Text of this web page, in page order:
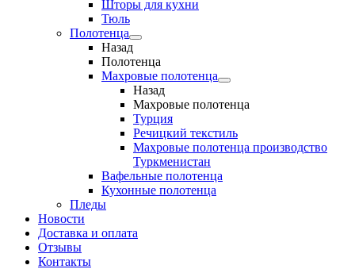
Шторы для кухни
Тюль
Полотенца
Назад
Полотенца
Махровые полотенца
Назад
Махровые полотенца
Турция
Речицкий текстиль
Махровые полотенца производство
Туркменистан
Вафельные полотенца
Кухонные полотенца
Пледы
Новости
Доставка и оплата
Отзывы
Контакты